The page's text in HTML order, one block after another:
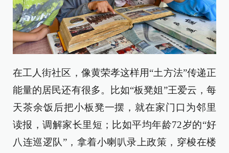
在工人街社区，像黄荣孝这样用“土方法”传递正
能量的居民还有很多。比如“板凳姐”王爱云，每
天茶余饭后把小板凳一摆，就在家门口为邻里
读报，调解家长里短；比如平均年龄72岁的“好
八连巡逻队”，拿着小喇叭录上政策，穿梭在楼